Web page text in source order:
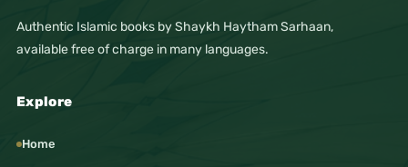
Authentic Islamic books by Shaykh Haytham Sarhaan,
available free of charge in many languages.
Explore
Home